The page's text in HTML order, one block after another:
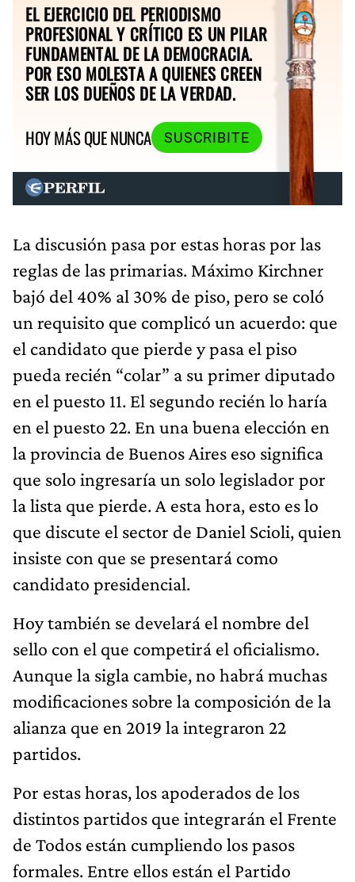
EL EJERCICIO DEL PERIODISMO
PROFESIONAL Y CRÍTICO ES UN PILAR
FUNDAMENTAL DE LA DEMOCRACIA.
POR ESO MOLESTA A QUIENES CREEN
SER LOS DUEÑOS DE LA VERDAD.
HOY MÁS QUE NUNCA
SUSCRIBITE
La discusión pasa por estas horas por las
reglas de las primarias. Máximo Kirchner
bajó del 40% al 30% de piso, pero se coló
un requisito que complicó un acuerdo: que
el candidato que pierde y pasa el piso
pueda recién “colar” a su primer diputado
en el puesto 11. El segundo recién lo haría
en el puesto 22. En una buena elección en
la provincia de Buenos Aires eso significa
que solo ingresaría un solo legislador por
la lista que pierde. A esta hora, esto es lo
que discute el sector de Daniel Scioli, quien
insiste con que se presentará como
candidato presidencial.
Hoy también se develará el nombre del
sello con el que competirá el oficialismo.
Aunque la sigla cambie, no habrá muchas
modificaciones sobre la composición de la
alianza que en 2019 la integraron 22
partidos.
Por estas horas, los apoderados de los
distintos partidos que integrarán el Frente
de Todos están cumpliendo los pasos
formales. Entre ellos están el Partido